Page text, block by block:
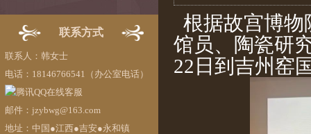
联系方式
联系人：韩女士
电话：18146766541（办公室电话）
邮件：jzybwg@163.com
地址：中国●江西●吉安●永和镇
根据故宫博物
馆员、陶瓷研
22日到吉州窑